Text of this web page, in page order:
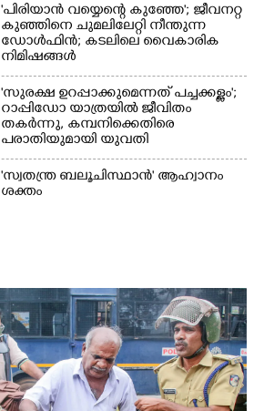
'പിരിയാൻ വയ്യെന്റെ കുഞ്ഞേ'; ജീവനറ്റ
കുഞ്ഞിനെ ചുമലിലേറ്റി നീന്തുന്ന
ഡോൾഫിൻ; കടലിലെ വൈകാരിക
നിമിഷങ്ങൾ
'സുരക്ഷ ഉറപ്പാക്കുമെന്നത് പച്ചക്കള്ളം';
റാപ്പിഡോ യാത്രയിൽ ജീവിതം
തകർന്നു, കമ്പനിക്കെതിരെ
പരാതിയുമായി യുവതി
'സ്വതന്ത്ര ബലൂചിസ്ഥാൻ' ആഹ്വാനം
ശക്തം